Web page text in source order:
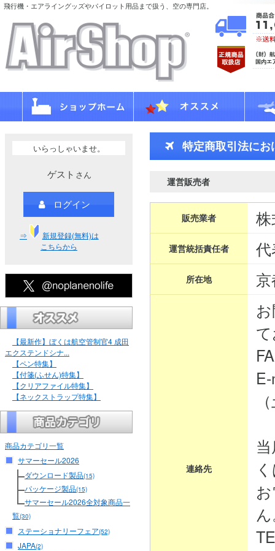
飛行機・エアライングッズやパイロット用品まで扱う、空の専門店。
いらっしゃいませ。
ゲスト さん
ログイン
⇒
新規登録(無料)は
こちらから
【最新作】ぼくは航空管制官4 成田
エクステンドシナ...
【ペン特集】
【付箋(ふせん)特集】
【クリアファイル特集】
【ネックストラップ特集】
商品カテゴリ一覧
サマーセール2026
ダウンロード製品(15)
パッケージ製品(15)
サマーセール2026全対象商品一
覧(30)
ステーショナリーフェア(52)
JAPA(2)
特定商取引法にお
運営販売者
販売業者
運営統括責任者
所在地
連絡先